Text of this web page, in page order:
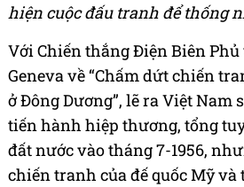
hiện cuộc đấu tranh để thống
Với Chiến thắng Điện Biên
Geneva về “Chấm dứt chiến
ở Đông Dương”, lẽ ra Việt Nam
tiến hành hiệp thương, tổng
đất nước vào tháng 7-1956,
chiến tranh của đế quốc Mỹ